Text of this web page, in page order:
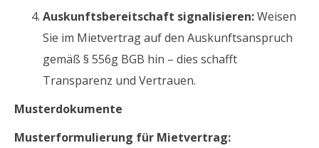
Auskunftsbereitschaft signalisieren:Weisen
Sie im Mietvertrag auf den Auskunftsanspruch
gemäß § 556g BGB hin – dies schafft
Transparenz und Vertrauen.
Musterdokumente
Musterformulierung für Mietvertrag: